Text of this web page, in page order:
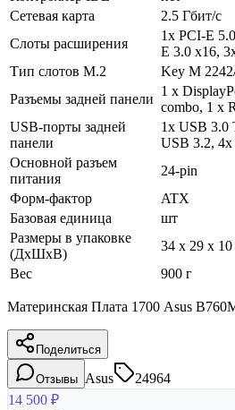
Сетевая карта
2.5 Гбит/с
Слоты расширения
1x PCI-E
E 3.0 x16,
Тип слотов M.2
Key M
Разъемы задней панели
1 х
combo, 1 х
USB-порты задней
панели
1x USB 3.0
USB 3.2,
Основной разъем
питания
24-pin
Форм-фактор
ATX
Базовая единица
шт
Размеры в упаковке
(ДхШхВ)
34 x 29 x
Вес
900 г
Материнская Плата 1700 Asus
Поделиться
Отзывы Asus
24964
14 500 ₽